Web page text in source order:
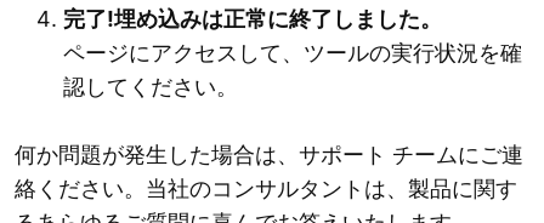
完了!埋め込みは正常に終了しました。
ページにアクセスして、ツールの実行状況を確
認してください。
何か問題が発生した場合は、サポート チームにご連
絡ください。当社のコンサルタントは、製品に関す